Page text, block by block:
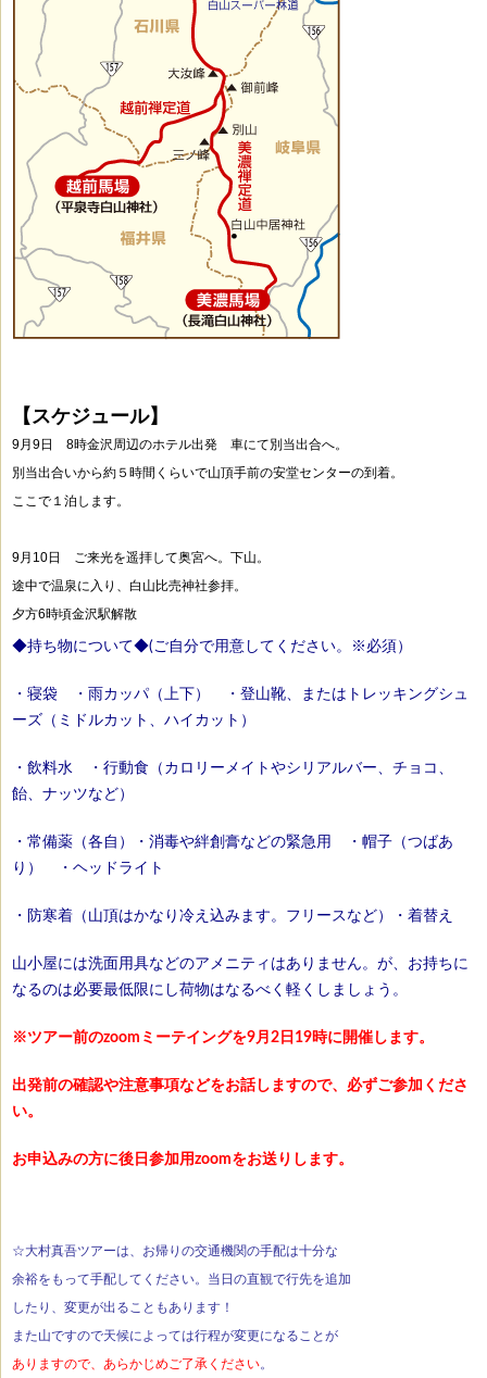
【スケジュール】
9月9日 8時金沢周辺のホテル出発 車にて別当出合へ。
別当出合いから約５時間くらいで山頂手前の安堂センターの到着。
ここで１泊します。
9月10日 ご来光を遥拝して奥宮へ。下山。
途中で温泉に入り、白山比売神社参拝。
夕方6時頃金沢駅解散
◆持ち物について◆(ご自分で用意してください。※必須）
・寝袋 ・雨カッパ（上下） ・登山靴、またはトレッキングシュ
ーズ（ミドルカット、ハイカット）
・飲料水 ・行動食（カロリーメイトやシリアルバー、チョコ、
飴、ナッツなど）
・常備薬（各自）・消毒や絆創膏などの緊急用 ・帽子（つばあ
り） ・ヘッドライト
・防寒着（山頂はかなり冷え込みます。フリースなど）・着替え
山小屋には洗面用具などのアメニティはありません。が、お持ちに
なるのは必要最低限にし荷物はなるべく軽くしましょう。
※ツアー前のzoomミーテイングを9月2日19時に開催します。
出発前の確認や注意事項などをお話しますので、必ずご参加くださ
い。
お申込みの方に後日参加用zoomをお送りします。
☆大村真吾ツアーは、お帰りの交通機関の手配は十分な
余裕をもって手配してください。当日の直観で行先を追加
したり、変更が出ることもあります！
また山ですので天候によっては行程が変更になることが
ありますので、あらかじめご了承ください。